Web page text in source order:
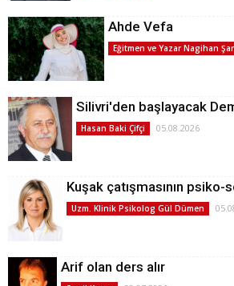
Ahde Vefa
Eğitmen ve Yazar Nagihan
Silivri'den başlayacak
Hasan Baki Çifçi 05.08.2026
Kuşak çatışmasının
Uzm. Klinik Psikolog Gül Dümen
Arif olan ders alır